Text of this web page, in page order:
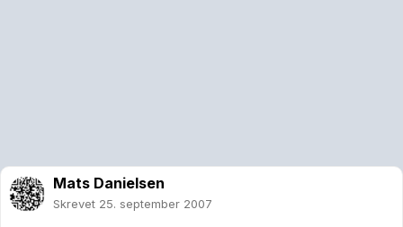
Mats Danielsen
Skrevet 25. september 2007